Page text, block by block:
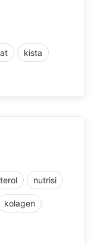
kista
nutrisi
kolagen